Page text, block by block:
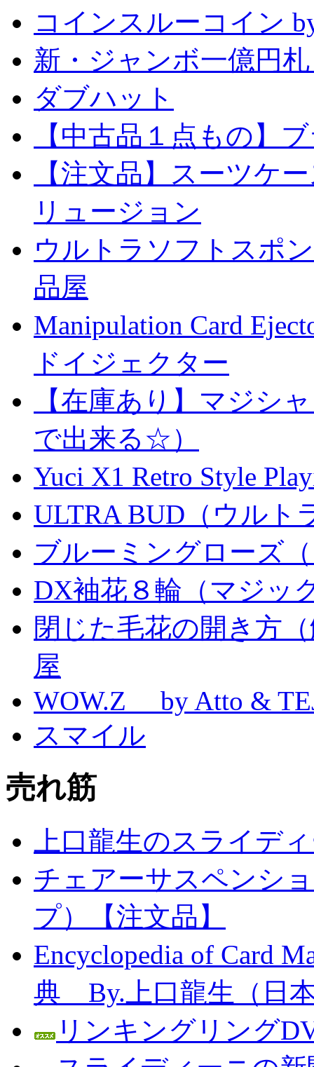
コインスルーコイン
新・ジャンボ一億円
ダブハット
【中古品１点もの】
【注文品】スーツケ
リュージョン
ウルトラソフトスポ
品屋
Manipulation Card
ドイジェクター
【在庫あり】マジシ
で出来る☆）
Yuci X1 Retro Style
ULTRA BUD（ウルト
ブルーミングローズ
DX袖花８輪（マジッ
閉じた毛花の開き方
屋
WOW.Z by Atto &
スマイル
売れ筋
上口龍生のスライデ
チェアーサスペンシ
プ）【注文品】
Encyclopedia of Card
典 By.上口龍生（日
リンキングリング